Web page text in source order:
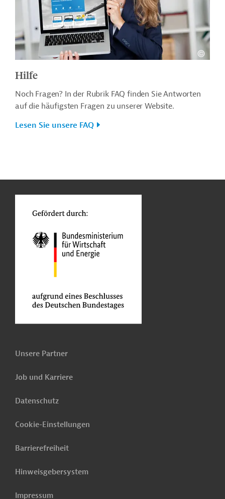
Hilfe
Noch Fragen? In der Rubrik FAQ finden Sie Antworten
auf die häufigsten Fragen zu unserer Website.
Lesen Sie unsere FAQ
Unsere Partner
Job und Karriere
Datenschutz
Cookie-Einstellungen
Barrierefreiheit
Hinweisgebersystem
Impressum